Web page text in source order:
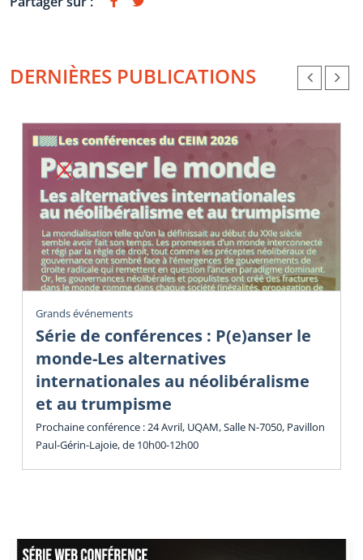
DERNIÈRES PUBLICATIONS
Grands événements
Série de conférences : P(e)anser le
monde-Les alternatives
internationales au néolibéralisme
et au trumpisme
Prochaine conférence : 24 Avril, UQAM, Salle N-7050, Pavillon
Paul-Gérin-Lajoie, de 10h00-12h00